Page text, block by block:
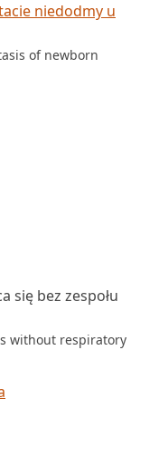
niedodmy u
of newborn
się bez zespołu
without respiratory